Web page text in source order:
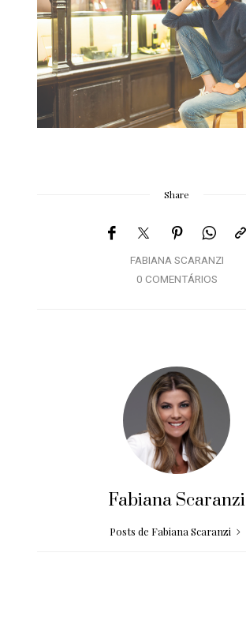
Share
FABIANA SCARANZI
0 COMENTÁRIOS
Fabiana Scaranzi
Posts de Fabiana Scaranzi